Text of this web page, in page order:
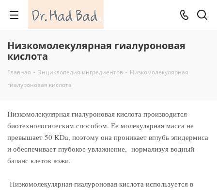
Низкомолекулярная гиалуроновая
кислота
Главная - Энциклопедия ингредиентов - Низкомолекулярная
гиалуроновая кислота
Низкомолекулярная гиалуроновая кислота производится
биотехнологическим способом. Ее молекулярная масса не
превышает 50 KDa, поэтому она проникает вглубь эпидермиса
и обеспечивает глубокое увлажнение, нормализуя водный
баланс клеток кожи.
Низкомолекулярная гиалуроновая кислота используется в